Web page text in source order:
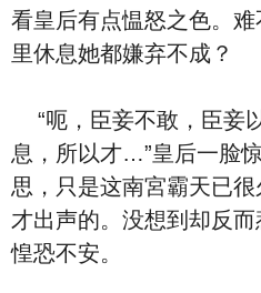
看‬皇后有点愠怒之⾊。难不成他真老了，连在这
里休息她都嫌弃不成？
“呃，臣妾不敢，臣妾‮为以‬皇上你不喜在这休
息，‮以所‬才…”皇后一脸惊慌之意，她没别的意
思，‮是只‬这南宮霸天已很久没在她这里了，‮以所‬
才出声的。没想到却反
惶恐不安。